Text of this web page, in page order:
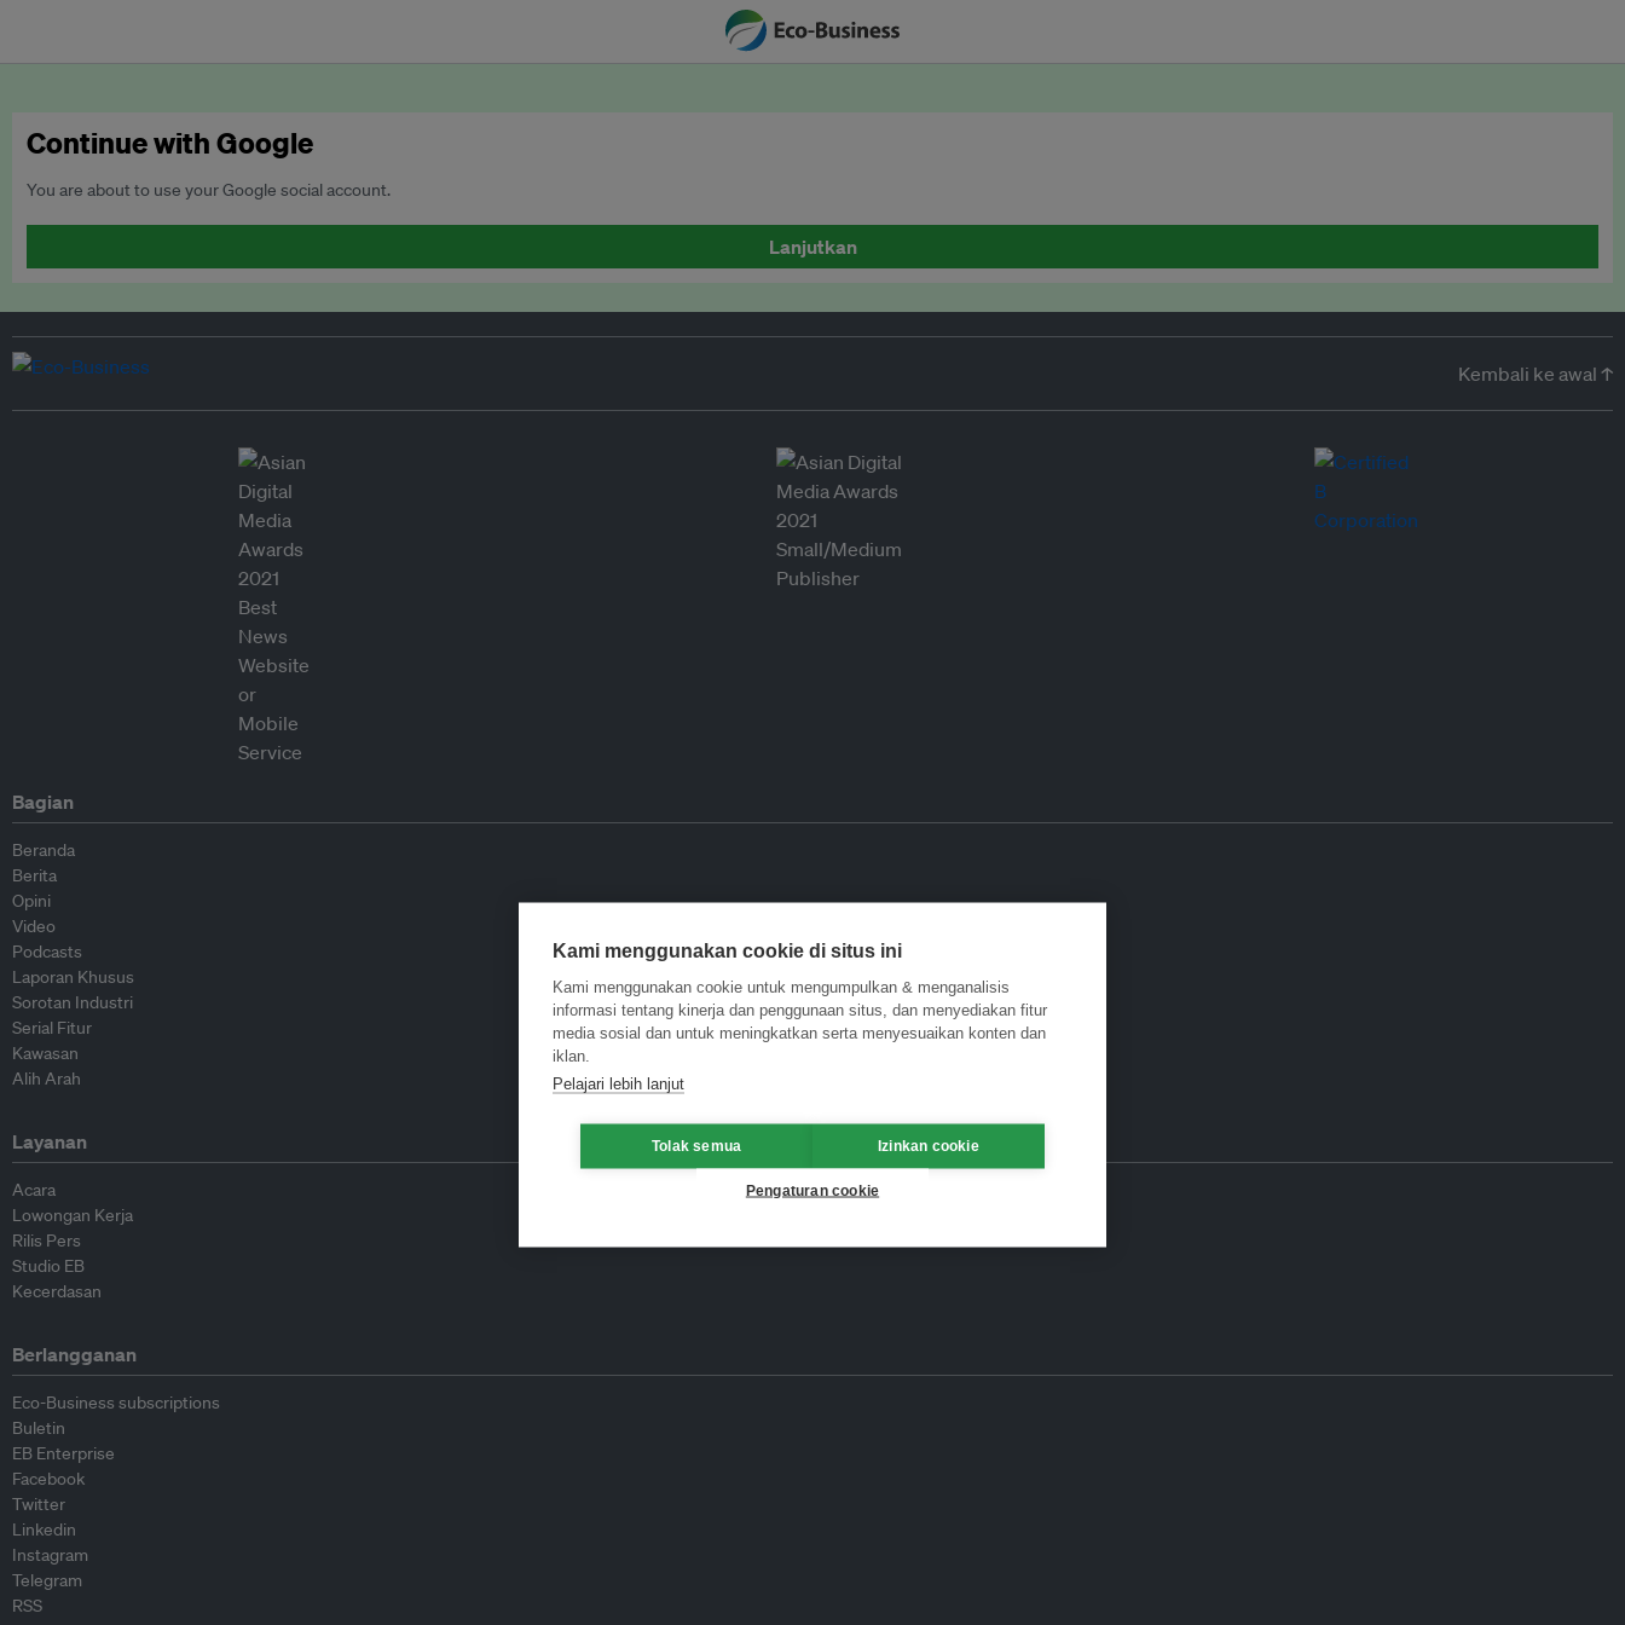
Continue with Google
You are about to use your Google social account.
Lanjutkan
Kembali ke awal ↑
Bagian
Beranda
Berita
Opini
Video
Podcasts
Laporan Khusus
Sorotan Industri
Serial Fitur
Kawasan
Alih Arah
Layanan
Acara
Lowongan Kerja
Rilis Pers
Studio EB
Kecerdasan
Berlangganan
Eco-Business subscriptions
Buletin
EB Enterprise
Facebook
Twitter
Linkedin
Instagram
Telegram
RSS
Kami menggunakan cookie di situs ini
Kami menggunakan cookie untuk mengumpulkan & menganalisis
informasi tentang kinerja dan penggunaan situs, dan menyediakan fitur
media sosial dan untuk meningkatkan serta menyesuaikan konten dan
iklan.
Pelajari lebih lanjut
Tolak semua Izinkan cookie
Pengaturan cookie